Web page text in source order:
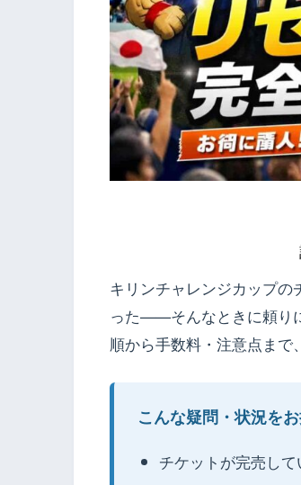
キリンチャレンジカップの
った——そんなときに頼り
順から手数料・注意点まで
こんな疑問・状況を
チケットが完売し